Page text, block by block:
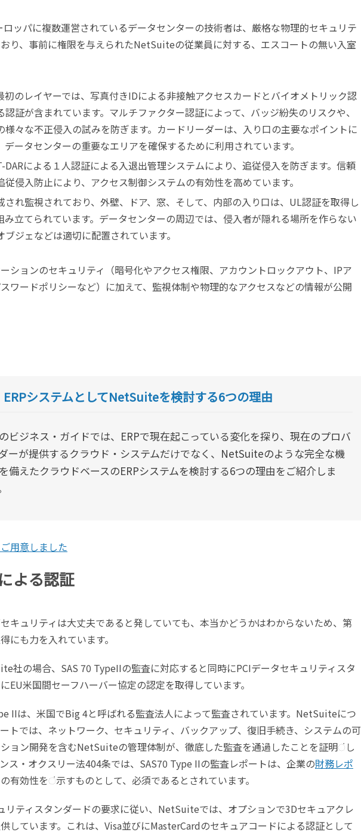
ッパに複数運営されているデータセンターの技術者は、厳格な物理的セキュリテ
り、事前に権限を与えられたNetSuiteの従業員に対する、エスコートの無い入室
初のレイヤーでは、写真付きIDによる非接触アクセスカードとバイオメトリック認
認証が含まれています。マルチファクター認証によって、バッジ紛失のリスクや、
様々な不正侵入の試みを防ぎます。カードリーダーは、入り口の主要なポイントに
データセンターの重要なエリアを確保するために利用されています。
DARによる１人認証による入退出管理システムにより、追従侵入を防ぎます。信頼
侵入防止により、アクセス制御システムの有効性を高めています。
され監視されており、外壁、ドア、窓、そして、内部の入り口は、UL認証を取得し
み立てられています。データセンターの周辺では、侵入者が隠れる場所を作らない
ジェなどは適切に配置されています。
ションのセキュリティ（暗号化やアクセス権限、アカウントロックアウト、IPア
ワードポリシーなど）に加えて、監視体制や物理的なアクセスなどの情報が公開
ERPシステムとしてNetSuiteを検討する6つの理由
ビジネス・ガイドでは、ERPで現在起こっている変化を探り、現在のプロバ
ーが提供するクラウド・システムだけでなく、NetSuiteのような完全な機
備えたクラウドベースのERPシステムを検討する6つの理由をご紹介しま
用意しました
よる認証
キュリティは大丈夫であると発していても、本当かどうかはわからないため、第
にも力を入れています。
社の場合、SAS 70 TypeIIの監査に対応すると同時にPCIデータセキュリティスタ
EU米国間セーフハーバー協定の認定を取得しています。
IIは、米国でBig 4と呼ばれる監査法人によって監査されています。NetSuiteにつ
トでは、ネットワーク、セキュリティ、バックアップ、復旧手続き、システムの可
ョン開発を含むNetSuiteの管理体制が、徹底した監査を通過したことを証明ંし
ス・オクスリー法404条では、SAS70 Type IIの監査レポートは、企業の財務レポ
有効性をં示すものとして、必須であるとされています。
リティスタンダードの要求に従い、NetSuiteでは、オプションで3Dセキュアクレ
しています。これは、Visa並びにMasterCardのセキュアコードによる認証として